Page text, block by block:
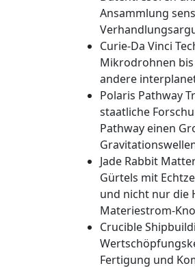
Ansammlung
Curie-Da Vinci
Mikrodrohnen bis
andere
Polaris Pathway
staatliche
Pathway einen
Jade Rabbit
Gürtels mit
und nicht nur die
Materiestrom-
Crucible
Fertigung und